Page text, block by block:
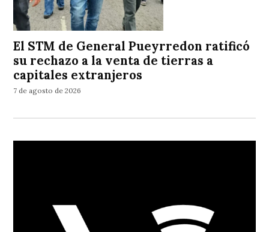
El STM de General Pueyrredon ratificó
su rechazo a la venta de tierras a
capitales extranjeros
7 de agosto de 2026